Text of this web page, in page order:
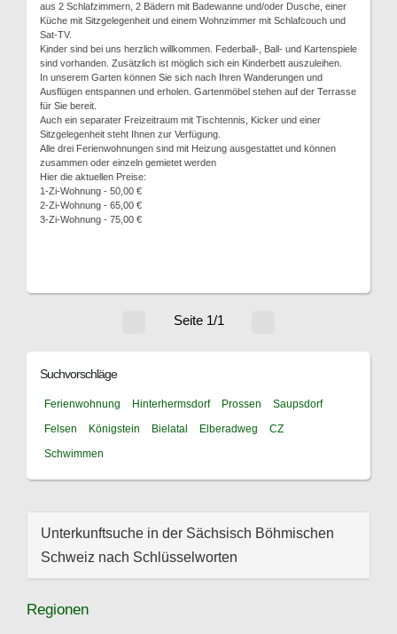
aus 2 Schlafzimmern, 2 Bädern mit Badewanne und/oder Dusche, einer
Küche mit Sitzgelegenheit und einem Wohnzimmer mit Schlafcouch und
Sat-TV.
Kinder sind bei uns herzlich willkommen. Federball-, Ball- und Kartenspiele
sind vorhanden. Zusätzlich ist möglich sich ein Kinderbett auszuleihen.
In unserem Garten können Sie sich nach Ihren Wanderungen und
Ausflügen entspannen und erholen. Gartenmöbel stehen auf der Terrasse
für Sie bereit.
Auch ein separater Freizeitraum mit Tischtennis, Kicker und einer
Sitzgelegenheit steht Ihnen zur Verfügung.
Alle drei Ferienwohnungen sind mit Heizung ausgestattet und können
zusammen oder einzeln gemietet werden
Hier die aktuellen Preise:
1-Zi-Wohnung - 50,00 €
2-Zi-Wohnung - 65,00 €
3-Zi-Wohnung - 75,00 €
Seite 1/1
Suchvorschläge
Ferienwohnung Hinterhermsdorf Prossen
Saupsdorf
Felsen
Königstein Bielatal Elberadweg
CZ
Schwimmen
Unterkunftsuche in der Sächsisch Böhmischen
Schweiz nach Schlüsselworten
Regionen